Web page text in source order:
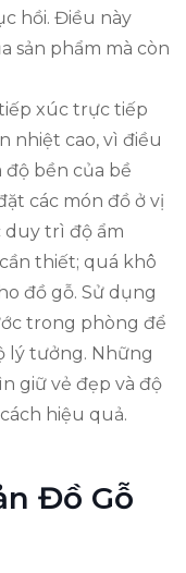
hồi. Điều này
sản phẩm mà còn
xúc trực tiếp
nhiệt cao, vì điều
độ bền của bề
các món đồ ở vị
duy trì độ ẩm
thiết; quá khô
đồ gỗ. Sử dụng
trong phòng để
lý tưởng. Những
giữ vẻ đẹp và độ
hiệu quả.
Đồ Gỗ